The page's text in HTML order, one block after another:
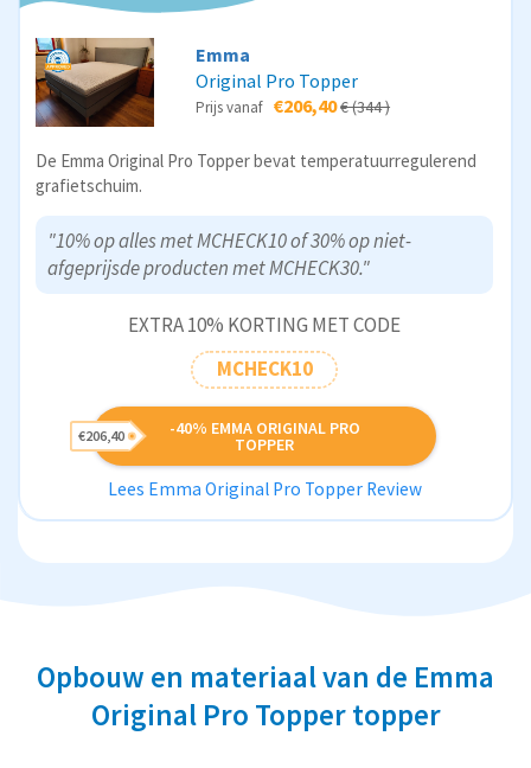
Emma
Original Pro Topper
Prijs vanaf €206,40€ (344 )
De Emma Original Pro Topper bevat temperatuurregulerend
grafietschuim.
"10% op alles met MCHECK10 of 30% op niet-
afgeprijsde producten met MCHECK30."
EXTRA 10% KORTING MET CODE
MCHECK10
-40% EMMA ORIGINAL PRO
TOPPER
€206,40
Lees Emma Original Pro Topper Review
Opbouw en materiaal van de Emma
Original Pro Topper topper